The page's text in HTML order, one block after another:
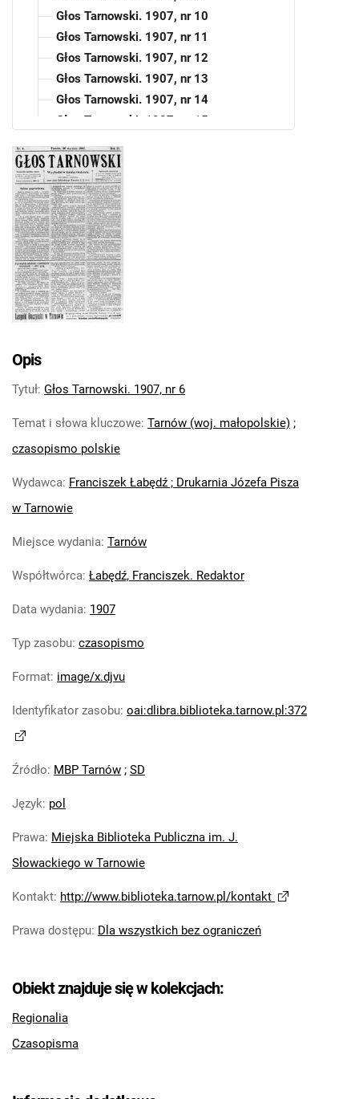
Głos Tarnowski. 1907, nr 10
Głos Tarnowski. 1907, nr 11
Głos Tarnowski. 1907, nr 12
Głos Tarnowski. 1907, nr 13
Głos Tarnowski. 1907, nr 14
Głos Tarnowski. 1907, nr 15
Głos Tarnowski. 1907, nr 17
Głos Tarnowski. 1907, nr 18
Głos Tarnowski. 1907, nr 19
Głos Tarnowski. 1907, nr 20
Głos Tarnowski. 1907, nr 21
Głos Tarnowski. 1907, nr 22
Głos Tarnowski. 1907, nr 23
Głos Tarnowski. 1907, nr 24
Opis
Tytuł: Głos Tarnowski. 1907, nr 6
Temat i słowa kluczowe: Tarnów (woj. małopolskie) ;
czasopismo polskie
Wydawca: Franciszek Łabędź ; Drukarnia Józefa Pisza
w Tarnowie
Miejsce wydania: Tarnów
Współtwórca: Łabędź, Franciszek. Redaktor
Data wydania: 1907
Typ zasobu: czasopismo
Format: image/x.djvu
Identyfikator zasobu: oai:dlibra.biblioteka.tarnow.pl:372
Źródło: MBP Tarnów ; SD
Język: pol
Prawa: Miejska Biblioteka Publiczna im. J.
Słowackiego w Tarnowie
Kontakt: http://www.biblioteka.tarnow.pl/kontakt
Prawa dostępu: Dla wszystkich bez ograniczeń
Obiekt znajduje się w kolekcjach:
Regionalia
Czasopisma